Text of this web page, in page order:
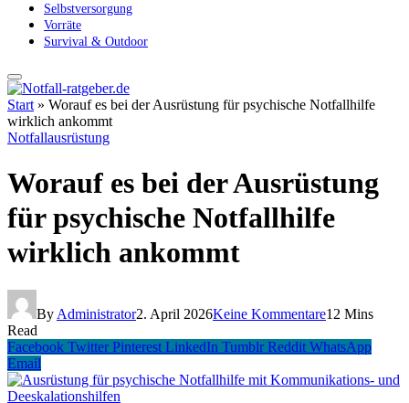
Selbstversorgung
Vorräte
Survival & Outdoor
Start » Worauf es bei der Ausrüstung für psychische Notfallhilfe
wirklich ankommt
Notfallausrüstung
Worauf es bei der Ausrüstung
für psychische Notfallhilfe
wirklich ankommt
By Administrator2. April 2026Keine Kommentare12 Mins
Read
Facebook Twitter Pinterest LinkedIn Tumblr Reddit WhatsApp
Email